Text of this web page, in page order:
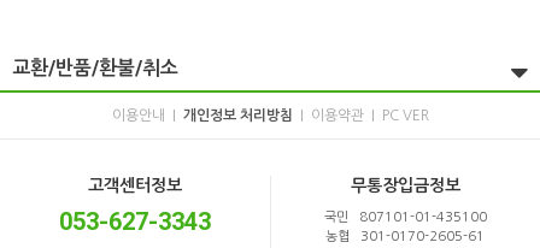
교환/반품/환불/취소
이용안내 개인정보 처리방침 이용약관 PC VER
고객센터정보
053-627-3343
무통장입금정보
국민 807101-01-435100
농협 301-0170-2605-61